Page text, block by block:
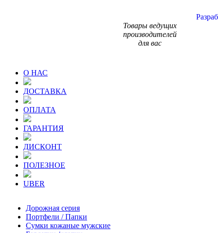
Товары ведущих
производителей
для вас
О НАС
ДОСТАВКА
ОПЛАТА
ГАРАНТИЯ
ДИСКОНТ
ПОЛЕЗНОЕ
UBER
Дорожная серия
Портфели / Папки
Сумки кожаные мужские